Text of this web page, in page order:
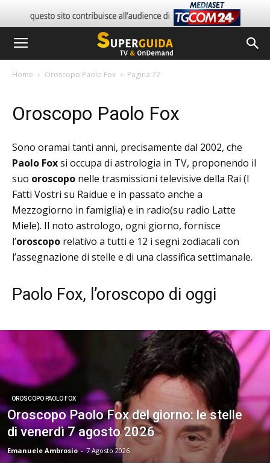
Home Oroscopo Paolo Fox Pagina 72
Oroscopo Paolo Fox
Sono oramai tanti anni, precisamente dal 2002, che
Paolo Foxsi occupa di astrologia in TV, proponendo il
suo oroscopo nelle trasmissioni televisive della Rai (I
Fatti Vostri su Raidue e in passato anche a
Mezzogiorno in famiglia) e in radio(su radio Latte
Miele). Il noto astrologo, ogni giorno, fornisce
l’oroscopo relativo a tutti e 12 i segni zodiacali con
l’assegnazione di stelle e di una classifica settimanale.
Paolo Fox, l’oroscopo di oggi
OROSCOPO PAOLO FOX
Oroscopo Paolo Fox del giorno: le stelle
di venerdì 7 agosto 2026
Emanuele Ambrosio - 7 Agosto 2026